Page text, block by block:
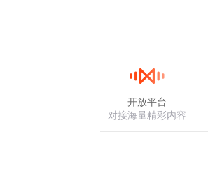
开放平台
对接海量精彩内容